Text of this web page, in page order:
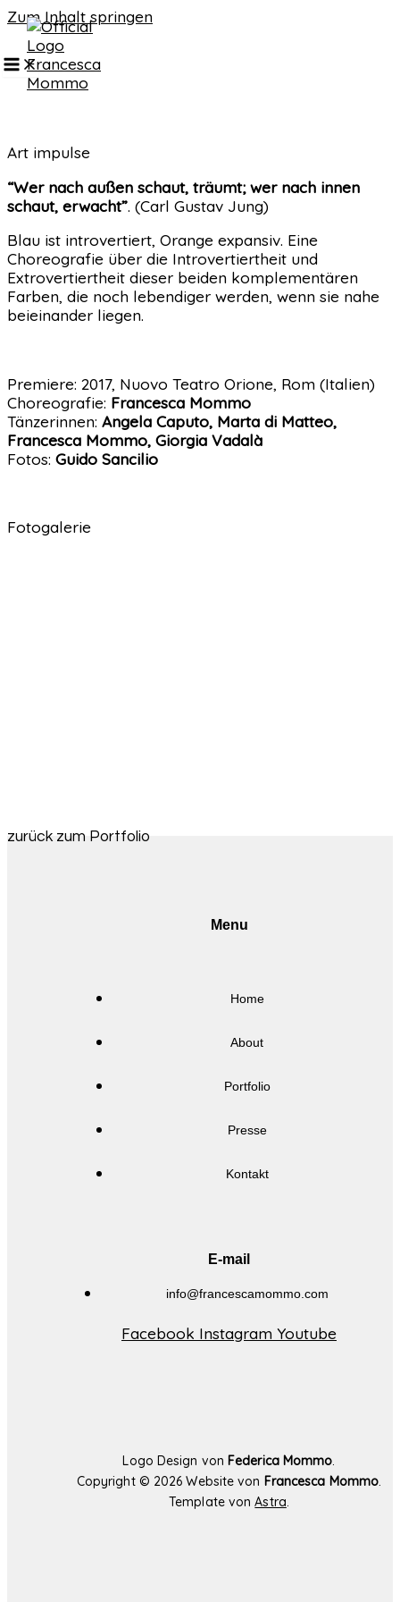
Zum Inhalt springen
Art impulse
“Wer nach außen schaut, träumt; wer nach innen
schaut, erwacht”. (Carl Gustav Jung)
Blau ist introvertiert, Orange expansiv. Eine
Choreografie über die Introvertiertheit und
Extrovertiertheit dieser beiden komplementären
Farben, die noch lebendiger werden, wenn sie nahe
beieinander liegen.
Premiere: 2017, Nuovo Teatro Orione, Rom (Italien)
Choreografie: Francesca Mommo
Tänzerinnen: Angela Caputo, Marta di Matteo,
Francesca Mommo, Giorgia Vadalà
Fotos: Guido Sancilio
Fotogalerie
zurück zum Portfolio
Menu
Home
About
Portfolio
Presse
Kontakt
E-mail
info@francescamommo.com​
Facebook Instagram Youtube
Logo Design vonFederica Mommo.
Copyright © 2026 Website von Francesca Mommo.
Template vonAstra.